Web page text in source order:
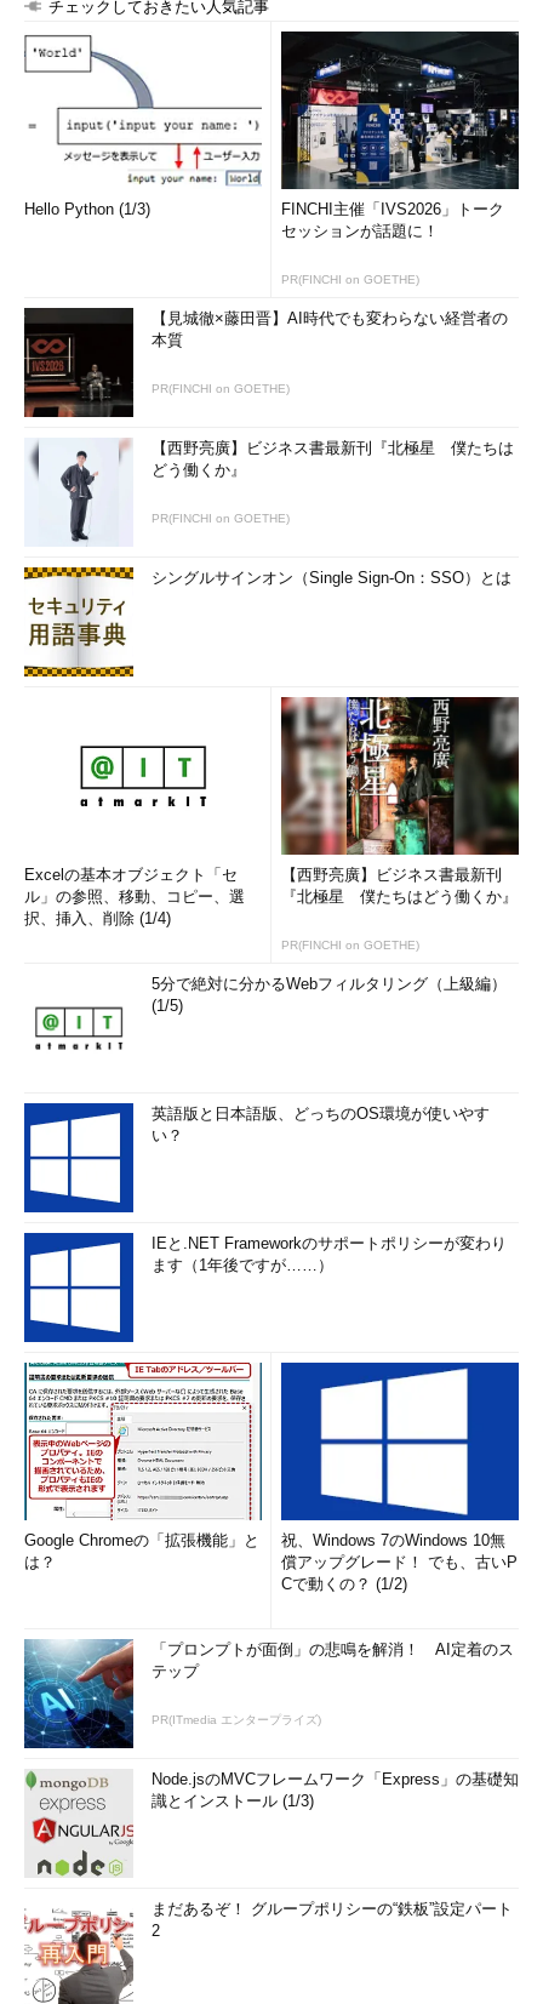
は、他社にない技術を持っている人物だ。明白な技術の「差」
は、自社のプロダクトに独占的な地位を与え、他社からの競争を
封じて利益を守る基礎になる。こうした技術を持つエンジニアは
貴重であり「Aクラス人材」だ。Aクラスの技術者は、会社のビ
ジネスを支える宝のような存在だ。
付け加えると、「技術者単独で技術を持っていて、その技術を
持ち運べる場合（A+）」と、「技術がチームに依存していた
り、会社の所有になっていたりして、その技術者が単独で技術を
勤める会社を簡単に変えられるが、後者が勤務先を変えることは
いくらか難しい。この差の分だけ、会社に対する交渉力が違うの
だ。
多くのエンジニアは、「対外的に突出しているほどではないけ
れども、会社の中で業務に不可欠な技術を持っている」というく
らいの価値を持っている。技術者の3分の2くらいは、この「Bク
ラス」だろう。
「B+」と「B-」はどこが違う？
チェックしておきたい人気記事
Hello Python (1/3)
FINCHI主催「IVS2026」トーク
セッションが話題に！
PR(FINCHI on GOETHE)
【見城徹×藤田晋】AI時代でも変わらない経営者の
本質
PR(FINCHI on GOETHE)
【西野亮廣】ビジネス書最新刊『北極星 僕たちは
どう働くか』
PR(FINCHI on GOETHE)
シングルサインオン（Single Sign-On：SSO）とは
Excelの基本オブジェクト「セ
ル」の参照、移動、コピー、選
択、挿入、削除 (1/4)
【西野亮廣】ビジネス書最新刊
『北極星 僕たちはどう働くか』
PR(FINCHI on GOETHE)
5分で絶対に分かるWebフィルタリング（上級編）
(1/5)
英語版と日本語版、どっちのOS環境が使いやす
い？
IEと.NET Frameworkのサポートポリシーが変わり
ます（1年後ですが……）
Google Chromeの「拡張機能」と
は？
祝、Windows 7のWindows 10無
償アップグレード！ でも、古いP
Cで動くの？ (1/2)
「プロンプトが面倒」の悲鳴を解消！ AI定着のス
テップ
PR(ITmedia エンタープライズ)
Node.jsのMVCフレームワーク「Express」の基礎知
識とインストール (1/3)
まだあるぞ！ グループポリシーの“鉄板”設定パート
2